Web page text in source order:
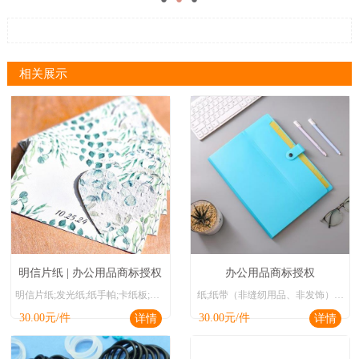
相关展示
明信片纸 | 办公用品商标授权
明信片纸;发光纸;纸手帕;卡纸板;便笺本;带有电子发声装置的儿童图书;水彩画;包装用塑料膜;订书钉;图钉
30.00元/件 详情
办公用品商标授权
纸;纸带（非缝纫用品、非发饰）;纸或纸板制广告牌;印刷品;硬纸管;印刷出版物;包装用塑料袋;包装纸;纸制或纸板制盒;纸箱
30.00元/件 详情